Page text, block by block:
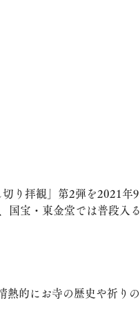
切り拝観」第2弾を2021年9
国宝・東金堂では普段入る
熱的にお寺の歴史や祈りの